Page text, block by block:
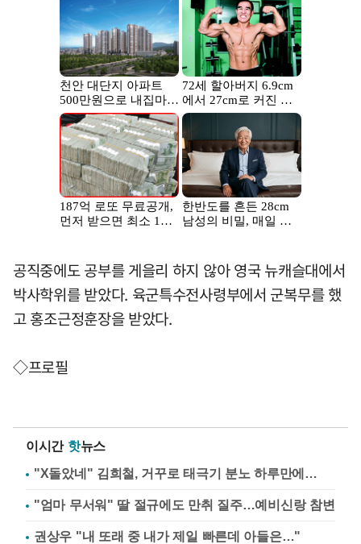
공직중에도 공부를 게을리 하지 않아 영국 뉴캐슬대에서
박사학위를 받았다. 육군특수전사령부에서 군복무를 했
고 홍조근정훈장을 받았다.
◇프로필
이시간 핫뉴스
"X돌았네" 김희철, 거꾸로 태극기 분노 하루만에…
"엄마 무서워" 딸 절규에도 만취 질주…예비신랑 참변
권상우 "내 또래 중 내가 제일 빠른데 아들은…"